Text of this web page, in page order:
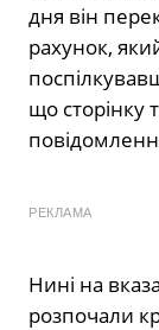
дня він
рахунок,
що сторінку
РЕКЛАМА
Нині на
розпочали